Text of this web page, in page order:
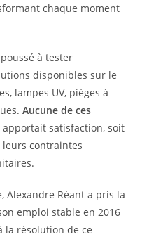
chaque moment
à tester
disponibles sur le
lampes UV, pièges à
Aucune de ces
apportait satisfaction, soit
leurs contraintes
Alexandre Réant a pris la
emploi stable en 2016
la résolution de ce